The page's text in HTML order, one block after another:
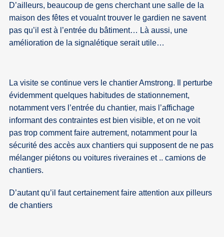
D’ailleurs, beaucoup de gens cherchant une salle de la
maison des fêtes et voualnt trouver le gardien ne savent
pas qu’il est à l’entrée du bâtiment… Là aussi, une
amélioration de la signalétique serait utile…
La visite se continue vers le chantier Amstrong. Il perturbe
évidemment quelques habitudes de stationnement,
notamment vers l’entrée du chantier, mais l’affichage
informant des contraintes est bien visible, et on ne voit
pas trop comment faire autrement, notamment pour la
sécurité des accès aux chantiers qui supposent de ne pas
mélanger piétons ou voitures riveraines et .. camions de
chantiers.
D’autant qu’il faut certainement faire attention aux pilleurs
de chantiers